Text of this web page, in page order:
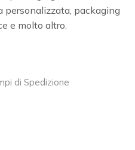
personalizzata, packaging
e molto altro.
di Spedizione